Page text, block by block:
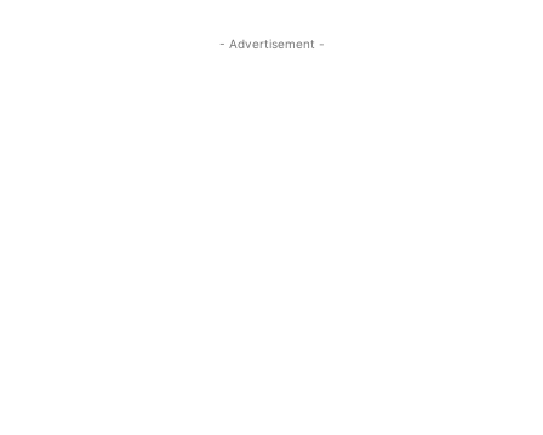
- Advertisement -